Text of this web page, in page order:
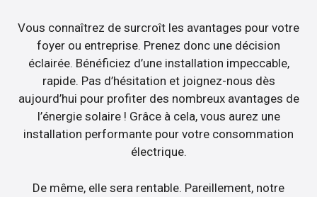
Vous connaîtrez de surcroît les avantages pour votre
foyer ou entreprise. Prenez donc une décision
éclairée. Bénéficiez d’une installation impeccable,
rapide. Pas d’hésitation et joignez-nous dès
aujourd’hui pour profiter des nombreux avantages de
l’énergie solaire ! Grâce à cela, vous aurez une
installation performante pour votre consommation
électrique.
De même, elle sera rentable. Pareillement, notre